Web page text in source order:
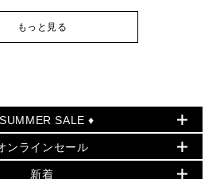
もっと見る
SALE ♦
ルおすすめアイテム
▶ ウィメンズ
ンラインセール
新着